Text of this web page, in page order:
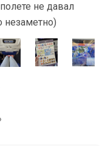
не давал
незаметно)